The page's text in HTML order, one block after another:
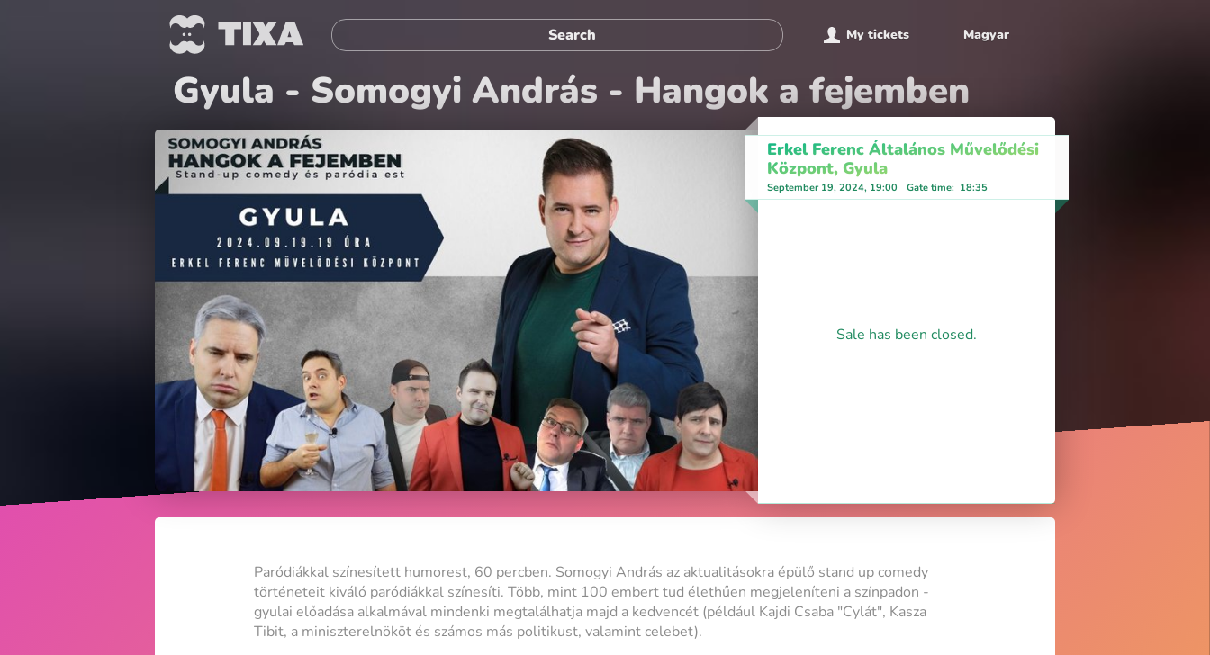
My tickets Magyar
Gyula - Somogyi András - Hangok a fejemben
Erkel Ferenc Általános Művelődési
Központ, Gyula
September 19, 2024, 19:00 Gate time: 18:35
Sale has been closed.
Paródiákkal színesített humorest, 60 percben. Somogyi András az aktualitásokra épülő stand up comedy
történeteit kiváló paródiákkal színesíti. Több, mint 100 embert tud élethűen megjeleníteni a színpadon -
gyulai előadása alkalmával mindenki megtalálhatja majd a kedvencét (például Kajdi Csaba "Cylát", Kasza
Tibit, a miniszterelnököt és számos más politikust, valamint celebet).